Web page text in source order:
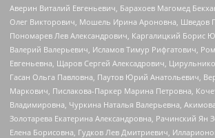
Аверин Виталий Евгеньевич, Барахоев Магомед
Олег Викторович, Мошель Ирина Ароновна, Шведов
Пономарев Лев Александрович, Каргалицкий Борис
Валерий Валерьевич, Исламов Тимур Рифгатович,
Евгеньевна, Щаров Сергей Алексадрович,
Гасан Ольга Павловна, Паутов Юрий Анатольевич,
Маркович, Пислакова-Паркер Марина Петровна,
Владимировна, Чуркина Наталья Валерьевна,
Золотарева Екатерина Александровна, Рачинский Ян
Елена Борисовна, Гудков Лев Дмитриевич,